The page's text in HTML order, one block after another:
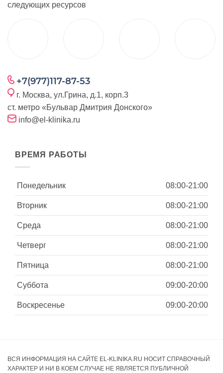
следующих ресурсов
+7(977)117-87-53
г. Москва, ул.Грина, д.1, корп.3
ст. метро «Бульвар Дмитрия Донского»
info@el-klinika.ru
ВРЕМЯ РАБОТЫ
Понедельник 08:00-21:00
Вторник 08:00-21:00
Среда 08:00-21:00
Четверг 08:00-21:00
Пятница 08:00-21:00
Суббота 09:00-20:00
Воскресенье 09:00-20:00
ВСЯ ИНФОРМАЦИЯ НА САЙТЕ EL-KLINIKA.RU НОСИТ СПРАВОЧНЫЙ
ХАРАКТЕР И НИ В КОЕМ СЛУЧАЕ НЕ ЯВЛЯЕТСЯ ПУБЛИЧНОЙ